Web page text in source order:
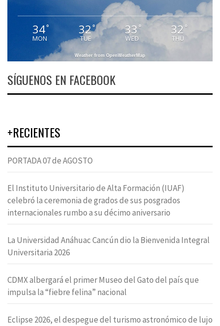
34°
MON
32°
TUE
33 °
WED
32 °
THU
Weather from OpenWeatherMap
SÍGUENOS EN FACEBOOK
+RECIENTES
PORTADA 07 de AGOSTO
El Instituto Universitario de Alta Formación (IUAF)
celebró la ceremonia de grados de sus posgrados
internacionales rumbo a su décimo aniversario
La Universidad Anáhuac Cancún dio la Bienvenida Integral
Universitaria 2026
CDMX albergará el primer Museo del Gato del país que
impulsa la “fiebre felina” nacional
Eclipse 2026, el despegue del turismo astronómico de lujo